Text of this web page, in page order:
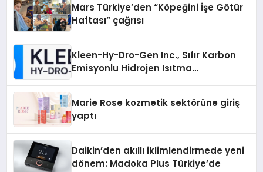
Mars Türkiye’den “Köpeğini İşe Götür
Haftası” çağrısı
Kleen-Hy-Dro-Gen Inc., Sıfır Karbon
Emisyonlu Hidrojen Isıtma
Marie Rose kozmetik sektörüne giriş
yaptı
Daikin’den akıllı iklimlendirmede yeni
dönem: Madoka Plus Türkiye’de